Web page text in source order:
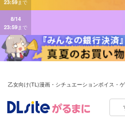
23:59 まで
乙女向け(TL)漫画・シチュエーションボイス・